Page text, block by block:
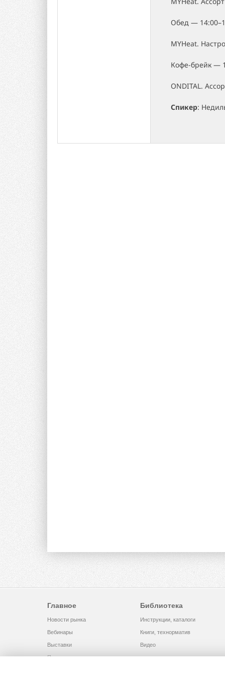
Обед —
MYHeat.
Кофе-брейк —
ONDITAL.
Спикер:
Главное
Новости рынка
Вебинары
Выставки
Помощь
Библиотека
Инструкции, каталоги
Книги, технорматив
Видео